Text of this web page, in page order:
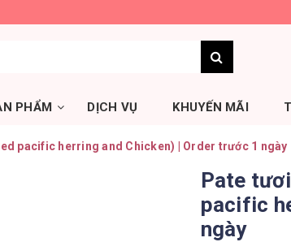
PHẨM DỊCH VỤ KHUYẾN MÃI
pacific herring and Chicken) | Order trước 1 ngày
Pate tươi
pacific
ngày